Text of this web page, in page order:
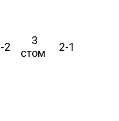
2
3
стом
2-1